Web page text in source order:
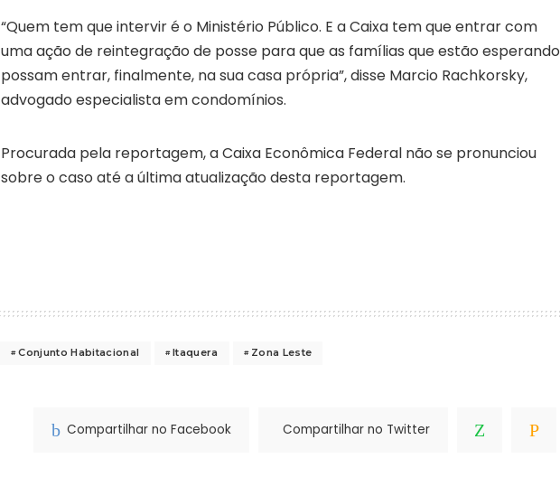
“Quem tem que intervir é o Ministério Público. E a Caixa tem que entrar com
uma ação de reintegração de posse para que as famílias que estão esperando
possam entrar, finalmente, na sua casa própria”, disse Marcio Rachkorsky,
advogado especialista em condomínios.
Procurada pela reportagem, a Caixa Econômica Federal não se pronunciou
sobre o caso até a última atualização desta reportagem.
Conjunto Habitacional Itaquera Zona Leste
Compartilhar no Facebook Compartilhar no Twitter